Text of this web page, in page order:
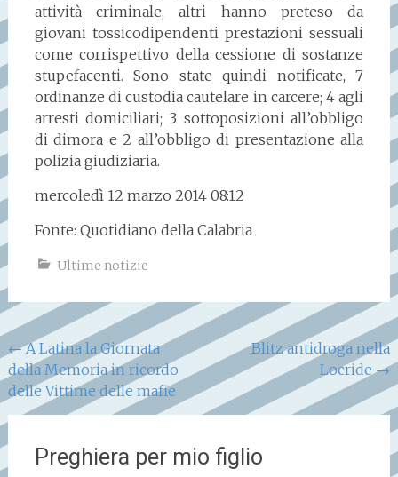
attività criminale, altri hanno preteso da
giovani tossicodipendenti prestazioni sessuali
come corrispettivo della cessione di sostanze
stupefacenti. Sono state quindi notificate, 7
ordinanze di custodia cautelare in carcere; 4 agli
arresti domiciliari; 3 sottoposizioni all’obbligo
di dimora e 2 all’obbligo di presentazione alla
polizia giudiziaria.
mercoledì 12 marzo 2014 08:12
Fonte: Quotidiano della Calabria
Ultime notizie
Navigazione
articoli
←A Latina la Giornata
della Memoria in ricordo
delle Vittime delle mafie
Blitz antidroga nella
Locride→
Preghiera per mio figlio